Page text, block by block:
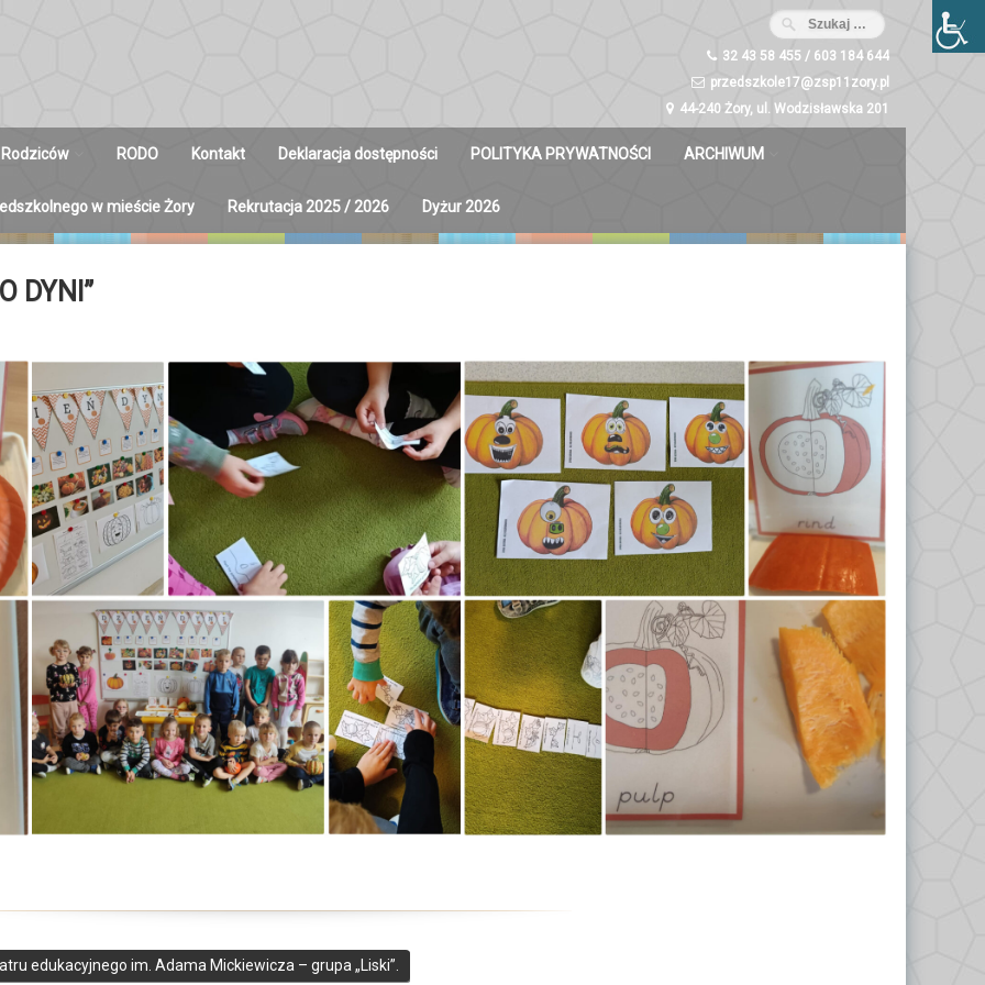
32 43 58 455 / 603 184 644
przedszkole17@zsp11zory.pl
44-240 Żory, ul. Wodzisławska 201
Rodziców RODO Kontakt Deklaracja dostępności POLITYKA PRYWATNOŚCI ARCHIWUM
Świetliki 2023/2024
Bystrzaki 2023/2024
Odkrywcy 2023/2024
Biedronki 2023/2024
Misie 2024/2025
Gwiazdeczki 2024/2025
Kropelki 2024/2025
Liski 2024/2025
w mieście Żory Rekrutacja 2025 / 2026 Dyżur 2026
DYNI”
edukacyjnego im. Adama Mickiewicza – grupa „Liski”.